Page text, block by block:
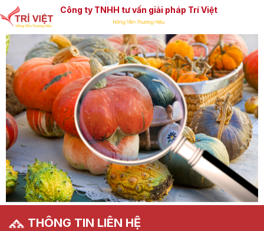
Công ty TNHH tư vấn giải pháp Trí Việt
THÔNG TIN LIÊN HỆ